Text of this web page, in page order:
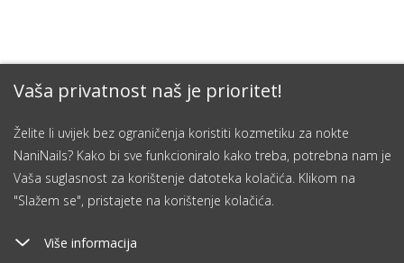
Vaša privatnost naš je prioritet!
Želite li uvijek bez ograničenja koristiti kozmetiku za nokte
NaniNails? Kako bi sve funkcioniralo kako treba, potrebna nam je
Vaša suglasnost za korištenje datoteka kolačića. Klikom na
"Slažem se", pristajete na korištenje kolačića.
Više informacija